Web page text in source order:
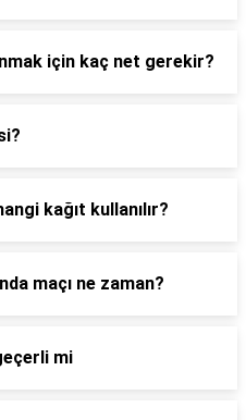
için kaç net gerekir?
kağıt kullanılır?
maçı ne zaman?
mi